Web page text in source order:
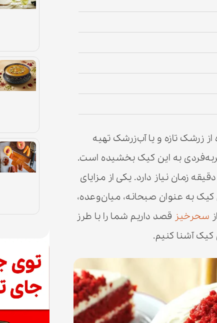
زرشک تازه و یا آب‌زرشک تهیه
به این کیک بخشیده است.
آماده‌سازی مواد برای تهیه این کیک ۱۵ دقیقه و پخت آن به ۴۵ دقیقه زمان نیاز دارد. یکی از مزایای
کیک به عنوان صبحانه، میان‌وعده،
سحرخیز قصد داریم شما را با طرز
آشنا کنیم.